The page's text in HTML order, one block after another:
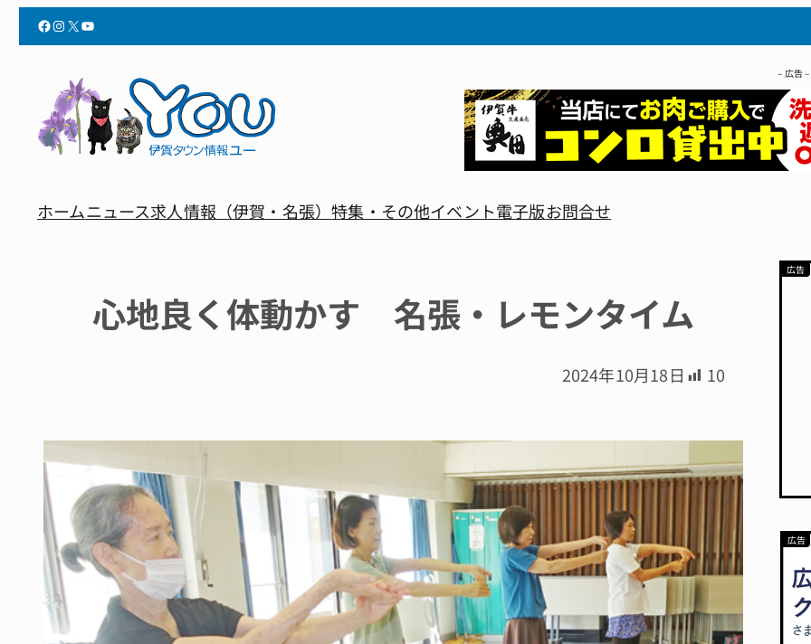
Facebook InstagramX YouTube
– 広告 –
ホームニュース求人情報（伊賀・名張）特集・その他イベント電子版お問合せ
心地良く体動かす 名張・レモンタイム
2024年10月18日 10